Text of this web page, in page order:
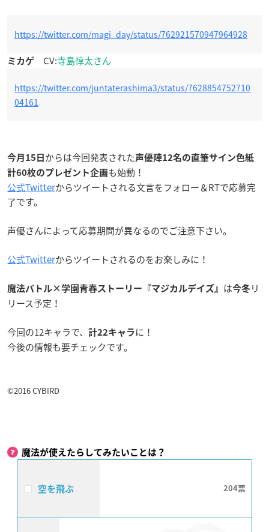
https://twitter.com/magi_day/status/762921570947964928
ミカゲ CV:寺島惇太さん
https://twitter.com/juntaterashima3/status/7628854752710
04161
今月15日 からは今回発表された声優陣12名の直筆サイン色紙
計60枚のプレゼント企画も始動！
公式Twitterからツイートされる文言をフォロー＆RTで応募完
了です。
声優さんによって応募期間が異なるのでご注意下さい。
公式Twitterからツイートされるのをお楽しみに！
魔法バトル×学園青春ストーリー『マジカルデイズ』 は今冬 リ
リース予定！
今回の12キャラで、 計22キャラ に！
今後の情報も要チェックです。
©2016 CYBIRD
魔法が使えたらしてみたいことは？
空を飛ぶ 204